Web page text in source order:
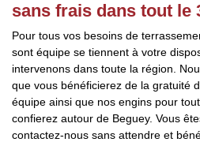
sans frais dans tout le
Pour tous vos besoins de
sont équipe se tiennent à votre
intervenons dans toute la région.
que vous bénéficierez de la gratuité
équipe ainsi que nos engins pour
confierez autour de Beguey. Vous
contactez-nous sans attendre et